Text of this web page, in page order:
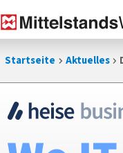
Startseite Aktuelles